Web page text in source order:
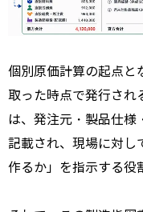
個別原価計算の起点と
取った時点で発行され
は、発注元・製品仕様
記載され、現場に対し
作るか」を指示する役